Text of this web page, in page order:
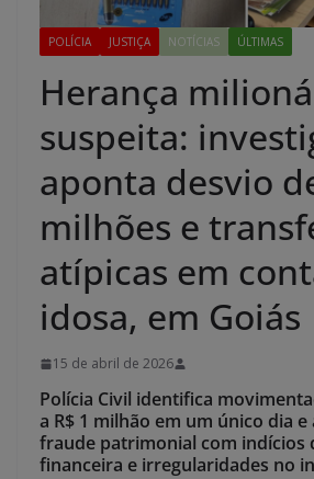
POLÍCIA JUSTIÇA NOTÍCIAS ÚLTIMAS
Herança
suspeita:
aponta desvio
milhões e
atípicas em
idosa, em Goiás
15 de abril de 2026
Polícia Civil identifica
a R$ 1 milhão em um único dia
fraude patrimonial com indícios
financeira e irregularidades no